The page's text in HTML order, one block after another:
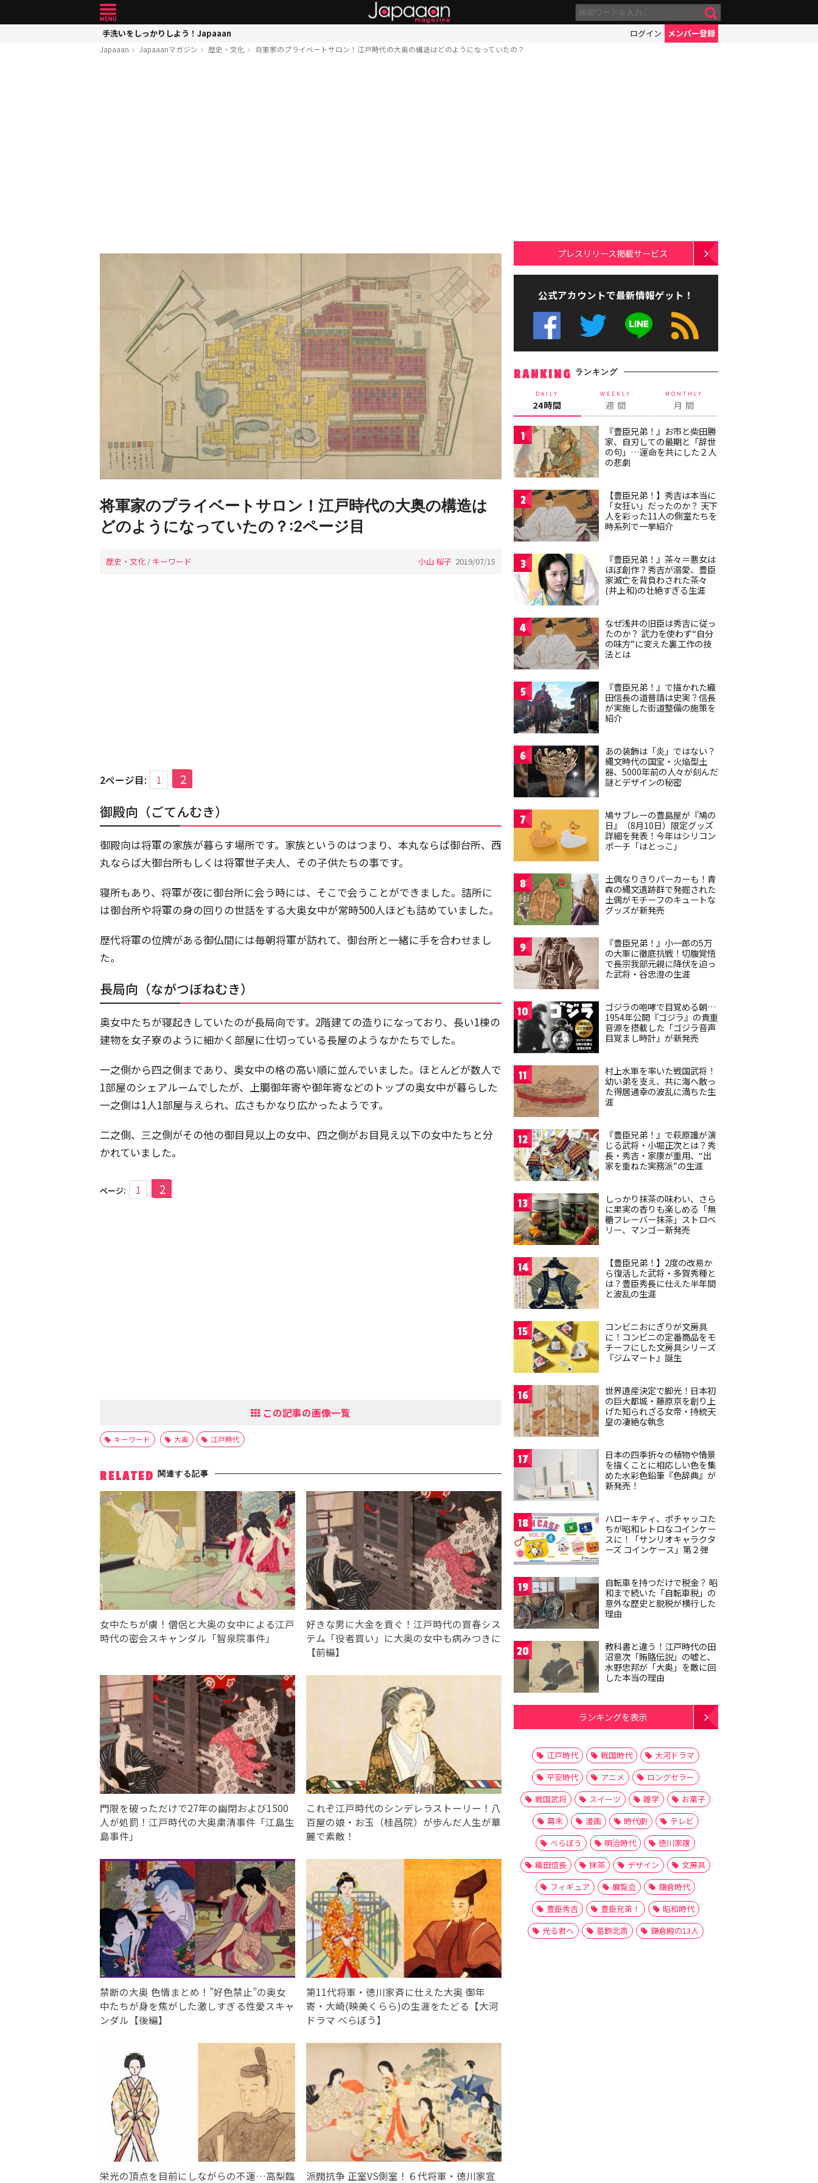
手洗いをしっかりしよう！Japaaan ログイン メンバー登録
Japaaan Japaaanマガジン 歴史・文化 将軍家のプライベートサロン！江戸時代の大奥の構造はどのようになっていたの？
将軍家のプライベートサロン！江戸時代の大奥の構造は
どのようになっていたの？:2ページ目
歴史・文化 / キーワード 小山 桜子 2019/07/15
2ページ目: 1 2
御殿向（ごてんむき）
御殿向は将軍の家族が暮らす場所です。家族というのはつまり、本丸ならば御台所、西
丸ならば大御台所もしくは将軍世子夫人、その子供たちの事です。
寝所もあり、将軍が夜に御台所に会う時には、そこで会うことができました。詰所に
は御台所や将軍の身の回りの世話をする大奥女中が常時500人ほども詰めていました。
歴代将軍の位牌がある御仏間には毎朝将軍が訪れて、御台所と一緒に手を合わせまし
た。
長局向（ながつぼねむき）
奥女中たちが寝起きしていたのが長局向です。2階建ての造りになっており、長い1棟の
建物を女子寮のように細かく部屋に仕切っている長屋のようなかたちでした。
一之側から四之側まであり、奥女中の格の高い順に並んでいました。ほとんどが数人で
1部屋のシェアルームでしたが、上臈御年寄や御年寄などのトップの奥女中が暮らした
一之側は1人1部屋与えられ、広さもかなり広かったようです。
二之側、三之側がその他の御目見以上の女中、四之側がお目見え以下の女中たちと分
かれていました。
ページ: 1 2
この記事の画像一覧
キーワード 大奥 江戸時代
RELATED 関連する記事
女中たちが虜！僧侶と大奥の女中による江戸
時代の密会スキャンダル「智泉院事件」
好きな男に大金を貢ぐ！江戸時代の買春シス
テム「役者買い」に大奥の女中も病みつきに
【前編】
門限を破っただけで27年の幽閉および1500
人が処罰！江戸時代の大奥粛清事件「江島生
島事件」
これぞ江戸時代のシンデレラストーリー！八
百屋の娘・お玉（桂昌院）が歩んだ人生が華
麗で素敵！
禁断の大奥 色情まとめ！”好色禁止”の奥女
中たちが身を焦がした激しすぎる性愛スキャ
ンダル【後編】
第11代将軍・徳川家斉に仕えた大奥 御年
寄・大崎(映美くらら)の生涯をたどる【大河
ドラマ べらぼう】
栄光の頂点を目前にしながらの不運…高梨臨
派閥抗争 正室VS側室！６代将軍・徳川家宣
プレスリリース掲載サービス
公式アカウントで最新情報ゲット！
RANKING ランキング
DAILY
24時間
WEEKLY
週 間
MONTHLY
月 間
1
『豊臣兄弟！』お市と柴田勝
家、自刃しての最期と「辞世
の句」…運命を共にした２人
の悲劇
2
【豊臣兄弟！】秀吉は本当に
「女狂い」だったのか？ 天下
人を彩った11人の側室たちを
時系列で一挙紹介
3
『豊臣兄弟！』茶々＝悪女は
ほぼ創作？秀吉が溺愛、豊臣
家滅亡を背負わされた茶々
(井上和)の壮絶すぎる生涯
4
なぜ浅井の旧臣は秀吉に従っ
たのか？ 武力を使わず“自分
の味方”に変えた裏工作の技
法とは
5
『豊臣兄弟！』で描かれた織
田信長の道普請は史実？信長
が実施した街道整備の施策を
紹介
6
あの装飾は「炎」ではない？
縄文時代の国宝・火焔型土
器、5000年前の人々が刻んだ
謎とデザインの秘密
7
鳩サブレーの豊島屋が『鳩の
日』（8月10日）限定グッズ
詳細を発表！今年はシリコン
ポーチ「はとっこ」
8
土偶なりきりパーカーも！青
森の縄文遺跡群で発掘された
土偶がモチーフのキュートな
グッズが新発売
9
『豊臣兄弟！』小一郎の5万
の大軍に徹底抗戦！切腹覚悟
で長宗我部元親に降伏を迫っ
た武将・谷忠澄の生涯
10
ゴジラの咆哮で目覚める朝…
1954年公開『ゴジラ』の貴重
音源を搭載した「ゴジラ音声
目覚まし時計」が新発売
11
村上水軍を率いた戦国武将！
幼い弟を支え、共に海へ散っ
た得居通幸の波乱に満ちた生
涯
12
『豊臣兄弟！』で萩原護が演
じる武将・小堀正次とは？秀
長・秀吉・家康が重用、“出
家を重ねた実務派”の生涯
13
しっかり抹茶の味わい、さら
に果実の香りも楽しめる「無
糖フレーバー抹茶」ストロベ
リー、マンゴー新発売
14
【豊臣兄弟！】2度の改易か
ら復活した武将・多賀秀種と
は？豊臣秀長に仕えた半年間
と波乱の生涯
15
コンビニおにぎりが文房具
に！コンビニの定番商品をモ
チーフにした文房具シリーズ
『ジムマート』誕生
16
世界遺産決定で脚光！日本初
の巨大都城・藤原京を創り上
げた知られざる女帝・持統天
皇の凄絶な執念
17
日本の四季折々の植物や情景
を描くことに相応しい色を集
めた水彩色鉛筆『色辞典』が
新発売！
18
ハローキティ、ポチャッコた
ちが昭和レトロなコインケー
スに！「サンリオキャラクタ
ーズ コインケース」第２弾
19
自転車を持つだけで税金？ 昭
和まで続いた「自転車税」の
意外な歴史と脱税が横行した
理由
20
教科書と違う！江戸時代の田
沼意次「賄賂伝説」の嘘と、
水野忠邦が「大奥」を敵に回
した本当の理由
ランキングを表示
江戸時代 戦国時代
大河ドラマ
平安時代
アニメ
ロングセラー
戦国武将
スイーツ 雑学
お菓子
幕末
漫画 時代劇
テレビ
べらぼう
明治時代
徳川家康
織田信長
抹茶 デザイン
文房具
フィギュア
展覧会
鎌倉時代
豊臣秀吉
豊臣兄弟！
昭和時代
光る君へ
葛飾北斎 鎌倉殿の13人